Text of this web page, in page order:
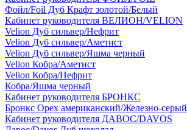
Фойл/Foil Дуб Крафт золотой/Белый
Кабинет руководителя ВЕЛИОН/VELION
Velion Дуб сильвер/Нефрит
Velion Дуб сильвер/Аметист
Velion Дуб сильвер/Яшма черный
Velion Кобра/Аметист
Velion Кобра/Нефрит
Кобра/Яшма черный
Кабинет руководителя БРОНКС
Бронкс Орех американский/Железно-серый
Кабинет руководителя ДАВОС/DAVOS